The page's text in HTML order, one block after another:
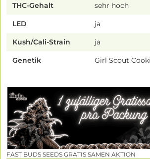
THC-Gehalt sehr hoch
LED ja
Kush/Cali-Strain ja
Genetik Girl Scout
FAST BUDS SEEDS GRATIS SAMEN AKTION